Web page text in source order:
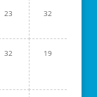
23 32
32 19